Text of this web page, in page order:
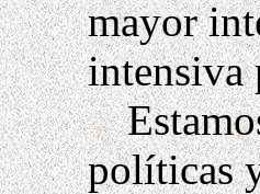
mayor
intensiva
políticas